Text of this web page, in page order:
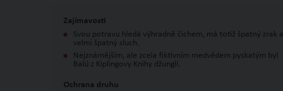
Zajímavosti
Svou potravu hledá výhradně čichem, má totiž špatný zrak a
velmi špatný sluch.
Nejznámějším, ale zcela fiktivním medvědem pyskatým byl
Balú z Kiplingovy Knihy džunglí.
Ochrana druhu